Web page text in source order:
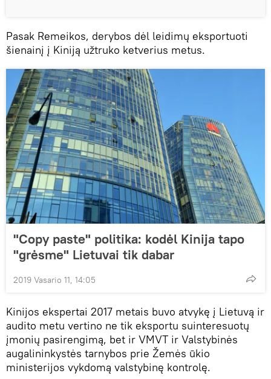
Pasak Remeikos, derybos dėl leidimų eksportuoti
šienainį į Kiniją užtruko ketverius metus.
"Сopy paste" politika: kodėl Kinija tapo
"grėsme" Lietuvai tik dabar
2019 Vasario 11, 14:05
Kinijos ekspertai 2017 metais buvo atvykę į Lietuvą ir
audito metu vertino ne tik eksportu suinteresuotų
įmonių pasirengimą, bet ir VMVT ir Valstybinės
augalininkystės tarnybos prie Žemės ūkio
ministerijos vykdomą valstybinę kontrolę.